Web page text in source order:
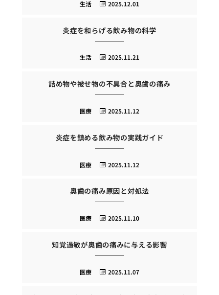
2025.12.01
生活
炎症を和らげる飲み物の科学
2025.11.21
生活
詰め物や被せ物の不具合と奥歯の痛み
2025.11.12
医療
炎症を鎮める飲み物の実践ガイド
2025.11.12
医療
奥歯の痛み原因と対処法
2025.11.10
医療
知覚過敏が奥歯の痛みに与える影響
2025.11.07
医療